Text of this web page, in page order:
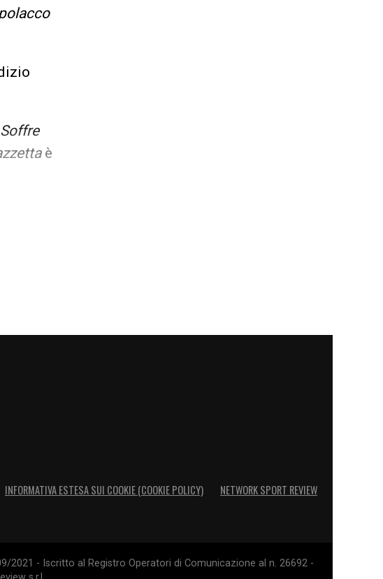
Soffre
è
INFORMATIVA ESTESA SUI COOKIE (COOKIE POLICY) NETWORK SPORT REVIEW
2021 - Iscritto al Registro Operatori di Comunicazione al n. 26692 -